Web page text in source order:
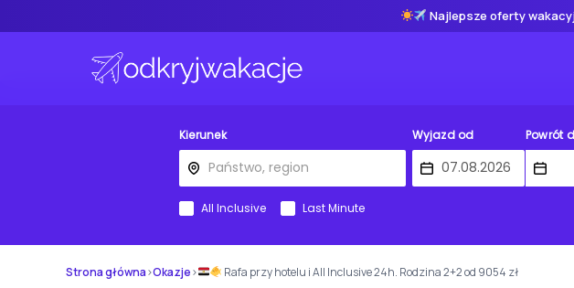
Najlepsze oferty
Kierunek Wyjazd od Powrót
All Inclusive Last Minute
Strona główna›Okazje› Rafa przy hotelu i All Inclusive 24h. Rodzina 2+2 od 9054 zł